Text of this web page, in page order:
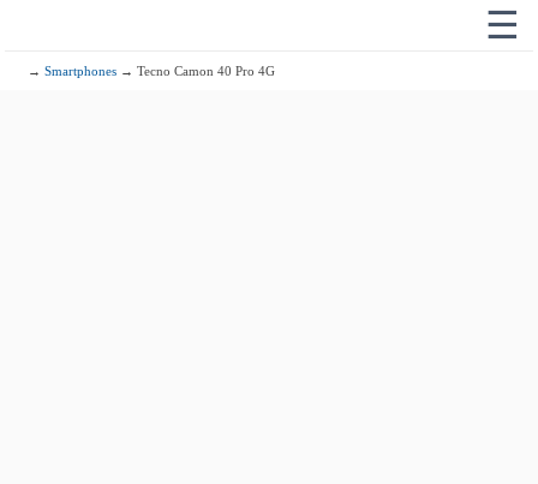
☰
→Smartphones → Tecno Camon 40 Pro 4G